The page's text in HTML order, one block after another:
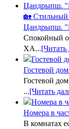
🏡 Стильный
Цандрыпш.
Спокойный
ХА...
Гостевой
Гостевой
...[Читать
Номера в
В комнатах